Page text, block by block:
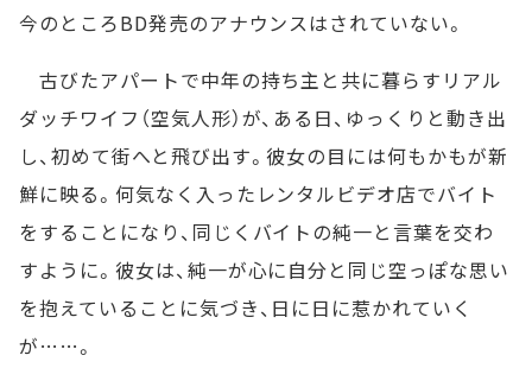
今のところBD発売のアナウンスはされていない。
古びたアパートで中年の持ち主と共に暮らすリアル
ダッチワイフ（空気人形）が、ある日、ゆっくりと動き出
し、初めて街へと飛び出す。彼女の目には何もかもが新
鮮に映る。何気なく入ったレンタルビデオ店でバイト
をすることになり、同じくバイトの純一と言葉を交わ
すように。彼女は、純一が心に自分と同じ空っぽな思い
を抱えていることに気づき、日に日に惹かれていく
が……。